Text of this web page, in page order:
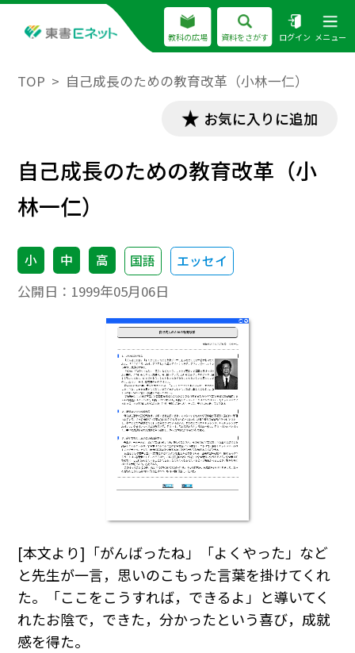
教科の広場 資料をさがす ログイン メニュー
TOP 自己成長のための教育改革（小林一仁）
お気に入りに追加
自己成長のための教育改革（小
林一仁）
小 中 高 国語 エッセイ
公開日： 1999年05月06日
[本文より]「がんばったね」「よくやった」など
と先生が一言，思いのこもった言葉を掛けてくれ
た。「ここをこうすれば，できるよ」と導いてく
れたお陰で，できた，分かったという喜び，成就
感を得た。